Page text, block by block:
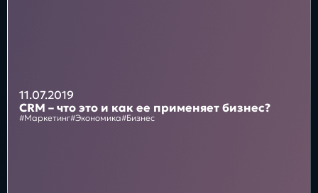
11.07.2019
CRM – что это и как ее применяет бизнес?
#Маркетинг#Экономика#Бизнес